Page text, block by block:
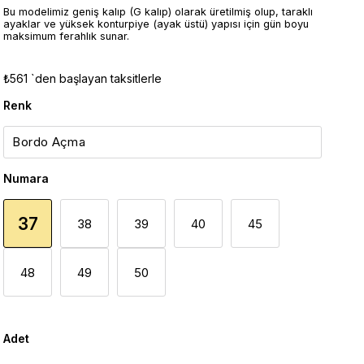
Bu modelimiz geniş kalıp (G kalıp) olarak üretilmiş olup, taraklı
ayaklar ve yüksek konturpiye (ayak üstü) yapısı için gün boyu
maksimum ferahlık sunar.
₺561 `den başlayan taksitlerle
Renk
Numara
37 38 39 40 45
48 49 50
Adet